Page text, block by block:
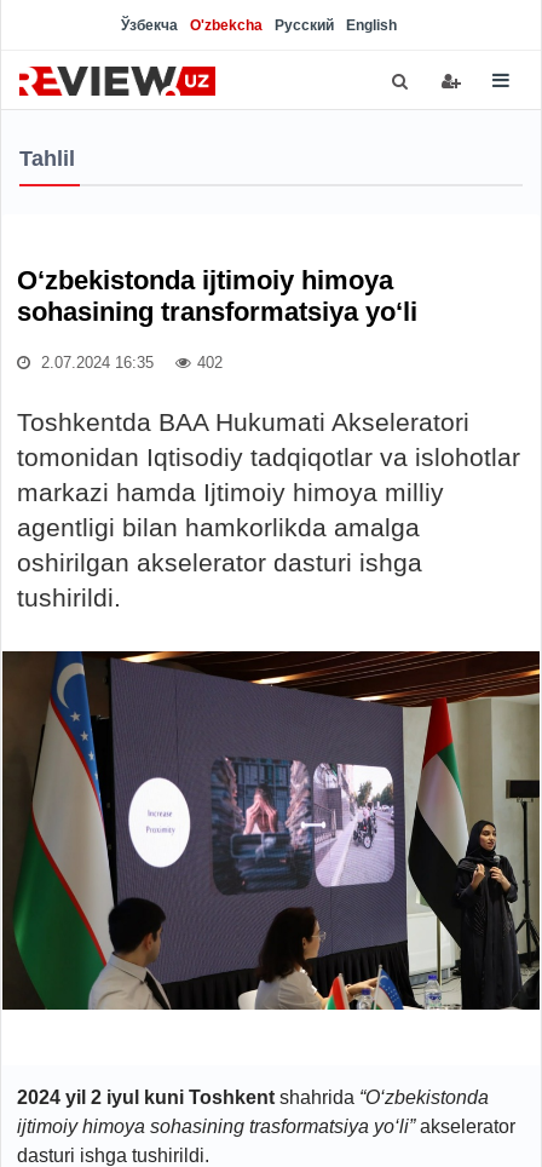
Ўзбекча O'zbekcha Русский English
Tahlil
O‘zbekistonda ijtimoiy himoya
sohasining transformatsiya yo‘li
2.07.2024 16:35 402
Toshkentda BAA Hukumati Akseleratori
tomonidan Iqtisodiy tadqiqotlar va islohotlar
markazi hamda Ijtimoiy himoya milliy
agentligi bilan hamkorlikda amalga
oshirilgan akselerator dasturi ishga
tushirildi.
2024 yil 2 iyul kuni Toshkent shahrida “O‘zbekistonda
ijtimoiy himoya sohasining trasformatsiya yo‘li”akselerator
dasturi ishga tushirildi.